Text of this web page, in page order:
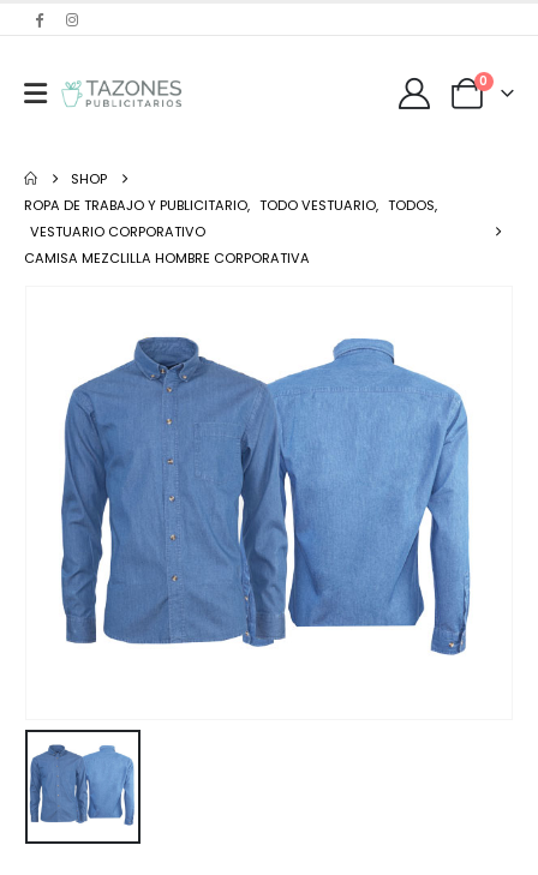
0
SHOP
ROPA DE TRABAJO Y PUBLICITARIO, TODO VESTUARIO, TODOS,
VESTUARIO CORPORATIVO
CAMISA MEZCLILLA HOMBRE CORPORATIVA